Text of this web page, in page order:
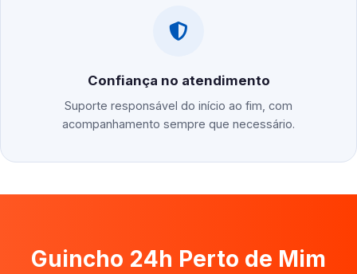
Confiança no atendimento
Suporte responsável do início ao fim, com
acompanhamento sempre que necessário.
Guincho 24h Perto de Mim